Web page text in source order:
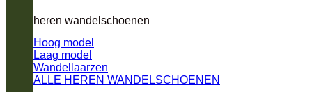
heren wandelschoenen
Hoog model
Laag model
Wandellaarzen
ALLE HEREN WANDELSCHOENEN